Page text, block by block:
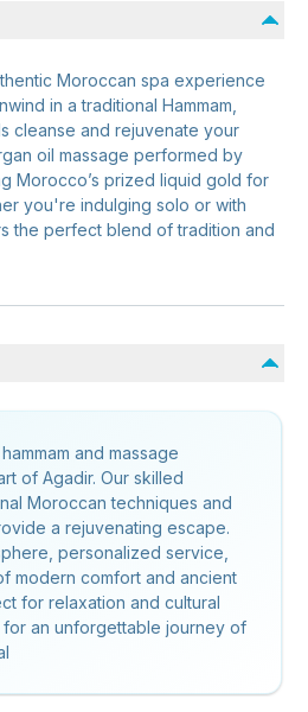
Moroccan spa experience
in a traditional Hammam,
cleanse and rejuvenate your
oil massage performed by
Morocco’s prized liquid gold for
you're indulging solo or with
the perfect blend of tradition and
and massage
of Agadir. Our skilled
Moroccan techniques and
a rejuvenating escape.
personalized service,
modern comfort and ancient
for relaxation and cultural
for an unforgettable journey of